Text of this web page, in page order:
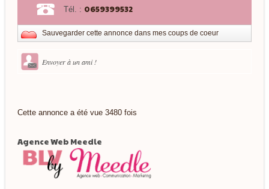
Tél. : 0659399532
Sauvegarder cette annonce dans mes coups de coeur
Envoyer à un ami !
Cette annonce a été vue 3480 fois
Agence Web Meedle